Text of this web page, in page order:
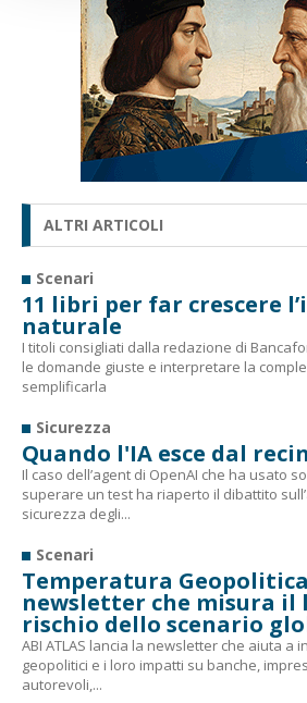
ALTRI ARTICOLI
Scenari
11 libri per far crescere
naturale
I titoli consigliati dalla redazione di
le domande giuste e interpretare la
semplificarla
Sicurezza
Quando l'IA esce dal
Il caso dell’agent di OpenAI che ha usato
superare un test ha riaperto il dibattito
sicurezza degli...
Scenari
Temperatura
newsletter che misura il
rischio dello scenario
ABI ATLAS lancia la newsletter che aiuta a
geopolitici e i loro impatti su banche,
autorevoli,...